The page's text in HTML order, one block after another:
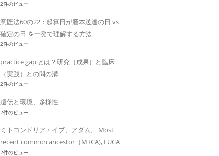
2件のビュー
意匠法60の22：起算日が謄本送達の日 vs
確定の日 を一発で理解する方法
2件のビュー
practice gap とは？研究（成果）と臨床
（実践）との間の溝
2件のビュー
遺伝と環境、多様性
2件のビュー
ミトコンドリア・イブ、アダム、 Most
recent common ancestor（MRCA), LUCA
2件のビュー